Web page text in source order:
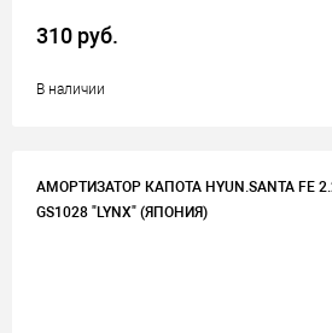
310 руб.
В наличии
АМОРТИЗАТОР КАПОТА HYUN.SANTA FE
GS1028 "LYNX" (ЯПОНИЯ)